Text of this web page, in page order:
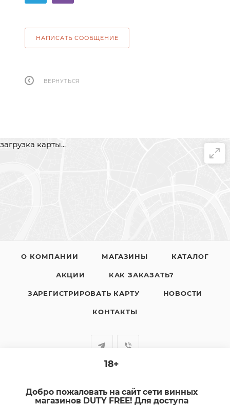
НАПИСАТЬ СООБЩЕНИЕ
ВЕРНУТЬСЯ
загрузка карты...
О КОМПАНИИ МАГАЗИНЫ КАТАЛОГ
АКЦИИ КАК ЗАКАЗАТЬ?
ЗАРЕГИСТРИРОВАТЬ КАРТУ НОВОСТИ
КОНТАКТЫ
sale@dutyfree-online.ru
18+
Добро пожаловать на сайт сети винных
магазинов DUTY FREE! Для доступа